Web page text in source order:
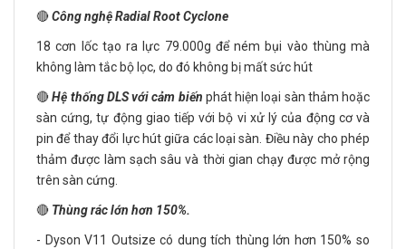
🔴Công nghệ Radial Root Cyclone
18 cơn lốc tạo ra lực 79.000g để ném bụi vào thùng mà
không làm tắc bộ lọc, do đó không bị mất sức hút
🔴Hệ thống DLS với cảm biến phát hiện loại sàn thảm hoặc
sàn cứng, tự động giao tiếp với bộ vi xử lý của động cơ và
pin để thay đổi lực hút giữa các loại sàn. Điều này cho phép
thảm được làm sạch sâu và thời gian chạy được mở rộng
trên sàn cứng.
🔴 Thùng rác lớn hơn 150%.
- Dyson V11 Outsize có dung tích thùng lớn hơn 150% so